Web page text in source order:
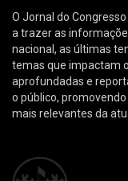
O Jornal do
a trazer as
nacional, as últimas
temas que impactam
aprofundadas e
o público,
mais relevantes da